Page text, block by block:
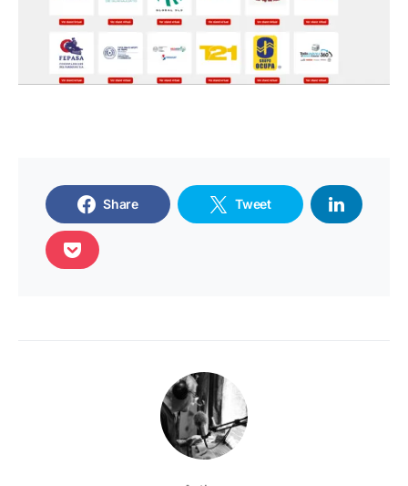
Share Tweet